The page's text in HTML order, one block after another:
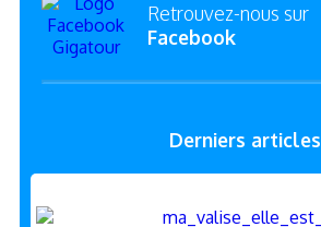
Retrouvez-nous sur
Facebook
Derniers articles